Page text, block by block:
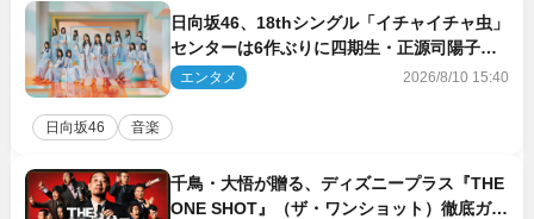
日向坂46、18thシングル「イチャイチャ虫」
センターは6作ぶりに四期生・正源司陽子
新ビジュアル解禁
エンタメ 2026/8/10 15:40
日向坂46 音楽
千鳥・大悟が贈る、ディズニープラス『THE
ONE SHOT』（ザ・ワンショット）徹底ガイ